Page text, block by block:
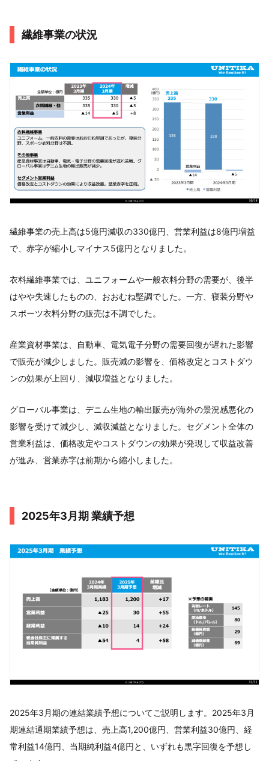
繊維事業の状況
繊維事業の売上高は5億円減収の330億円、営業利益は8億円増益
で、赤字が縮小しマイナス5億円となりました。
衣料繊維事業では、ユニフォームや一般衣料分野の需要が、後半
はやや失速したものの、おおむね堅調でした。一方、寝装分野や
スポーツ衣料分野の販売は不調でした。
産業資材事業は、自動車、電気電子分野の需要回復が遅れた影響
で販売が減少しました。販売減の影響を、価格改定とコストダウ
ンの効果が上回り、減収増益となりました。
グローバル事業は、デニム生地の輸出販売が海外の景況感悪化の
影響を受けて減少し、減収減益となりました。セグメント全体の
営業利益は、価格改定やコストダウンの効果が発現して収益改善
が進み、営業赤字は前期から縮小しました。
2025年3月期 業績予想
2025年3月期の連結業績予想についてご説明します。2025年3月
期連結通期業績予想は、売上高1,200億円、営業利益30億円、経
常利益14億円、当期純利益4億円と、いずれも黒字回復を予想し